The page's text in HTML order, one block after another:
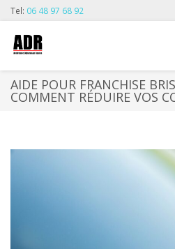
Tel: 06 48 97 68 92
AIDE POUR FRANCHISE
COMMENT RÉDUIRE VOS